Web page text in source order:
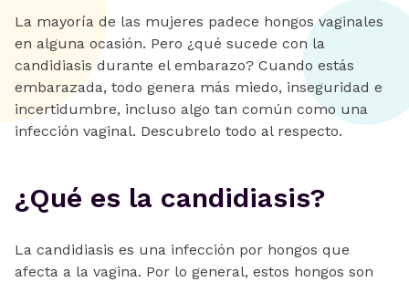
La mayoría de las mujeres padece hongos vaginales
en alguna ocasión. Pero ¿qué sucede con la
candidiasis durante el embarazo? Cuando estás
embarazada, todo genera más miedo, inseguridad e
incertidumbre, incluso algo tan común como una
infección vaginal. Descubrelo todo al respecto.
¿Qué es la candidiasis?
La candidiasis es una infección por hongos que
afecta a la vagina. Por lo general, estos hongos son